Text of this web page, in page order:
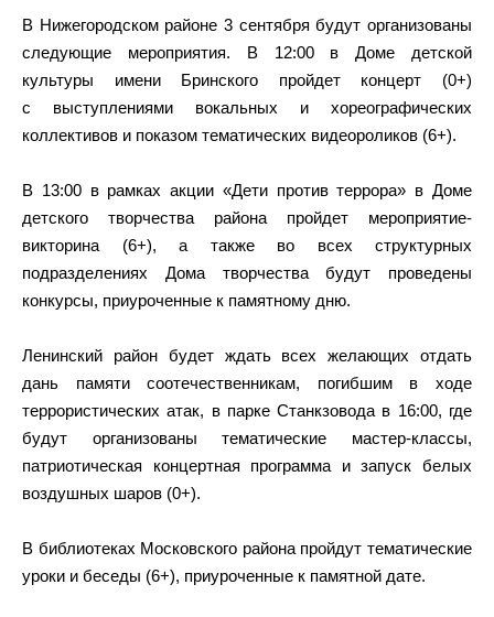
В Нижегородском районе 3 сентября будут организованы
следующие мероприятия. В 12:00 в Доме детской
культуры имени Бринского пройдет концерт (0+)
с выступлениями вокальных и хореографических
коллективов и показом тематических видеороликов (6+).
В 13:00 в рамках акции «Дети против террора» в Доме
детского творчества района пройдет мероприятие-
викторина (6+), а также во всех структурных
подразделениях Дома творчества будут проведены
конкурсы, приуроченные к памятному дню.
Ленинский район будет ждать всех желающих отдать
дань памяти соотечественникам, погибшим в ходе
террористических атак, в парке Станкзовода в 16:00, где
будут организованы тематические мастер-классы,
патриотическая концертная программа и запуск белых
воздушных шаров (0+).
В библиотеках Московского района пройдут тематические
уроки и беседы (6+), приуроченные к памятной дате.